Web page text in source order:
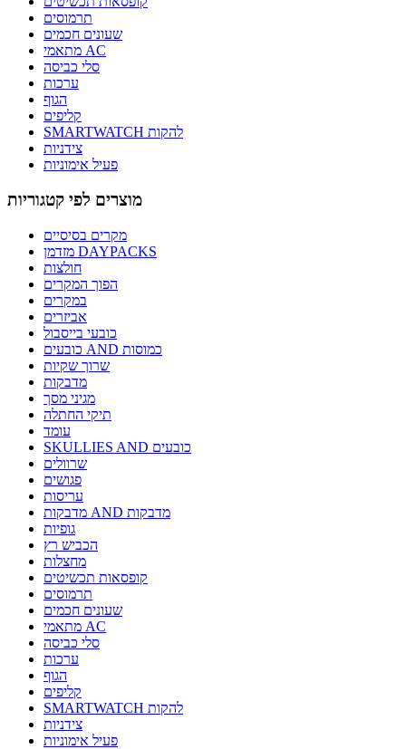
תרמוסים
שעונים חכמים
מתאמי AC
סלי כביסה
ערכות
הגוף
קליפים
SMARTWATCH להקות
צידניות
פעיל אימוניות
מוצרים לפי קטגוריות
מקרים בסיסיים
מזדמן DAYPACKS
חולצות
הפוך המקרים
במקרים
אביזרים
כובעי בייסבול
כובעים AND כמוסות
שרוך שקיות
מדבקות
מגיני מסך
תיקי החתלה
עומד
SKULLIES AND כובעים
שרוולים
פגושים
עריסות
מדבקות AND מדבקות
גופיות
הכביש רץ
מחצלות
קופסאות תכשיטים
תרמוסים
שעונים חכמים
מתאמי AC
סלי כביסה
ערכות
הגוף
קליפים
SMARTWATCH להקות
צידניות
פעיל אימוניות